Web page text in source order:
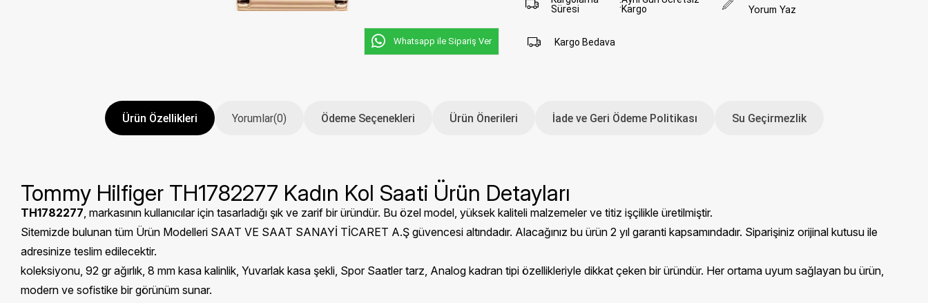
Whatsapp ile Sipariş Ver
Süresi
:Kargo
Kargo Bedava
Yorum Yaz
Ürün Özellikleri Yorumlar(0) Ödeme Seçenekleri Ürün Önerileri İade ve Geri Ödeme Politikası Su Geçirmezlik
Tommy Hilfiger TH1782277 Kadın Kol Saati Ürün Detayları
TH1782277, markasının kullanıcılar için tasarladığı şık ve zarif bir üründür. Bu özel model, yüksek kaliteli malzemeler ve titiz işçilikle üretilmiştir.
Sitemizde bulunan tüm Ürün Modelleri SAAT VE SAAT SANAYİ TİCARET A.Ş güvencesi altındadır. Alacağınız bu ürün 2 yıl garanti kapsamındadır. Siparişiniz orijinal kutusu ile
adresinize teslim edilecektir.
koleksiyonu, 92 gr ağırlık, 8 mm kasa kalinlik, Yuvarlak kasa şekli, Spor Saatler tarz, Analog kadran tipi özellikleriyle dikkat çeken bir üründür. Her ortama uyum sağlayan bu ürün,
modern ve sofistike bir görünüm sunar.